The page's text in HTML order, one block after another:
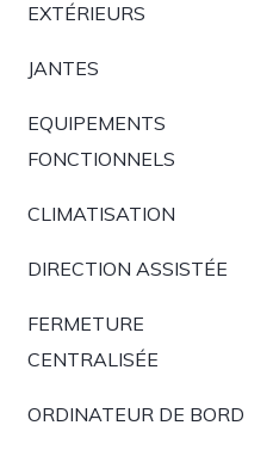
EXTÉRIEURS
JANTES
EQUIPEMENTS
FONCTIONNELS
CLIMATISATION
DIRECTION ASSISTÉE
FERMETURE
CENTRALISÉE
ORDINATEUR DE BORD